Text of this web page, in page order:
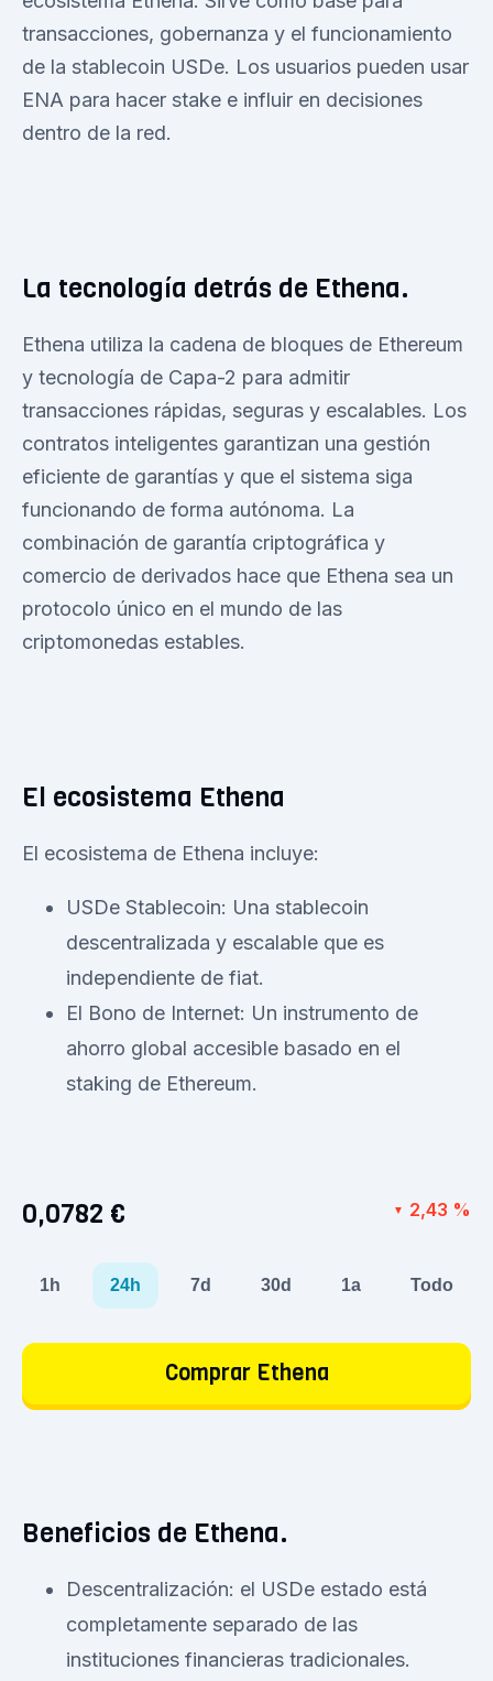
transacciones, gobernanza y el funcionamiento
de la stablecoin USDe. Los usuarios pueden usar
ENA para hacer stake e influir en decisiones
dentro de la red.
La tecnología detrás de Ethena.
Ethena utiliza la cadena de bloques de Ethereum
y tecnología de Capa-2 para admitir
transacciones rápidas, seguras y escalables. Los
contratos inteligentes garantizan una gestión
eficiente de garantías y que el sistema siga
funcionando de forma autónoma. La
combinación de garantía criptográfica y
comercio de derivados hace que Ethena sea un
protocolo único en el mundo de las
criptomonedas estables.
El ecosistema Ethena
El ecosistema de Ethena incluye:
USDe Stablecoin: Una stablecoin
descentralizada y escalable que es
independiente de fiat.
El Bono de Internet: Un instrumento de
ahorro global accesible basado en el
staking de Ethereum.
0,0782 € ▼ 2,43 %
1h 24h 7d 30d 1a Todo
Comprar Ethena
Beneficios de Ethena.
Descentralización: el USDe estado está
completamente separado de las
instituciones financieras tradicionales.